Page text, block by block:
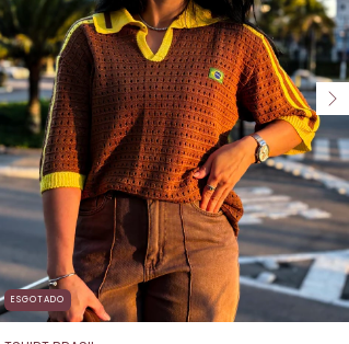
ESGOTADO